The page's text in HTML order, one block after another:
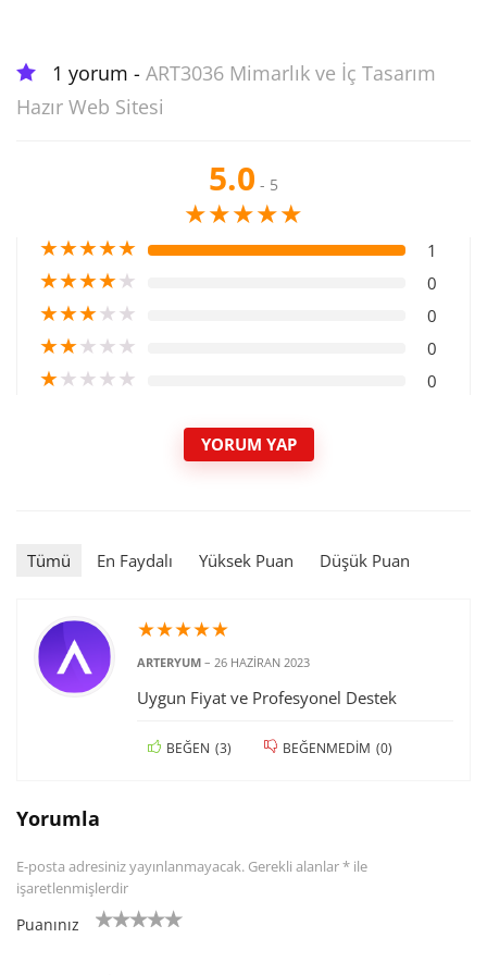
1 yorum - ART3036 Mimarlık ve İç Tasarım
Hazır Web Sitesi
5.0 - 5
★★★★★
★★★★★ 1
★★★★★ 0
★★★★★ 0
★★★★★ 0
★★★★★ 0
YORUM YAP
Tümü En Faydalı Yüksek Puan Düşük Puan
★★★★★
ARTERYUM – 26 HAZIRAN 2023
Uygun Fiyat ve Profesyonel Destek
BEĞEN (3) BEĞENMEDIM (0)
Yorumla
E-posta adresiniz yayınlanmayacak. Gerekli alanlar* ile
işaretlenmişlerdir
Puanınız
yıldı
yıldız